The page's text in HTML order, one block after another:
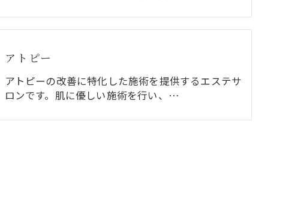
アトピー
アトピーの改善に特化した施術を提供するエステサ
ロンです。肌に優しい施術を行い、…